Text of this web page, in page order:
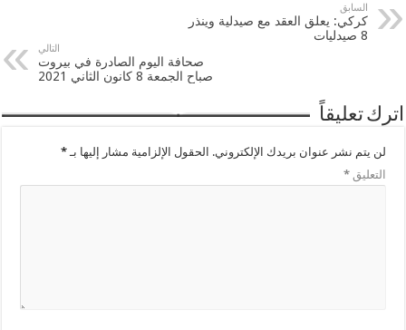
السابق
كركي: يعلق العقد مع صيدلية وينذر
8 صيدليات
التالي
صحافة اليوم الصادرة في بيروت
صباح الجمعة 8 كانون الثاني 2021
اترك تعليقاً
لن يتم نشر عنوان بريدك الإلكتروني. الحقول الإلزامية مشار إليها بـ*
التعليق*